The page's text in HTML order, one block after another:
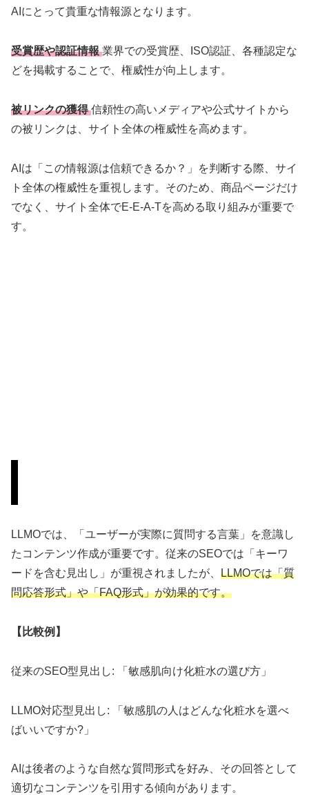
AIにとって貴重な情報源となります。
受賞歴や認証情報 業界での受賞歴、ISO認証、各種認定な
どを掲載することで、権威性が向上します。
被リンクの獲得 信頼性の高いメディアや公式サイトから
の被リンクは、サイト全体の権威性を高めます。
AIは「この情報源は信頼できるか？」を判断する際、サイ
ト全体の権威性を重視します。そのため、商品ページだけ
でなく、サイト全体でE-E-A-Tを高める取り組みが重要で
す。
LLMOでは、「ユーザーが実際に質問する言葉」を意識し
たコンテンツ作成が重要です。従来のSEOでは「キーワ
ードを含む見出し」が重視されましたが、 LLMOでは「質
問応答形式」や「FAQ形式」が効果的です。
【比較例】
従来のSEO型見出し: 「敏感肌向け化粧水の選び方」
LLMO対応型見出し: 「敏感肌の人はどんな化粧水を選べ
ばいいですか?」
AIは後者のような自然な質問形式を好み、その回答として
適切なコンテンツを引用する傾向があります。